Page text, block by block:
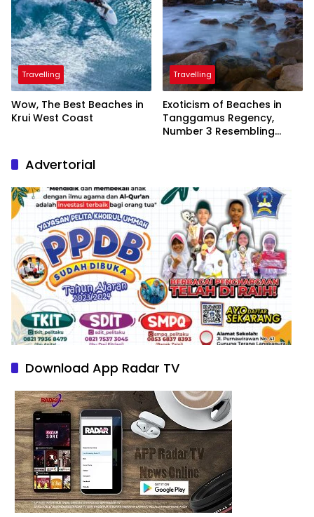
Travelling
Wow, The Best Beaches in
Krui West Coast
Travelling
Exoticism of Beaches in
Tanggamus Regency,
Number 3 Resembling
Advertorial
Download App Radar TV